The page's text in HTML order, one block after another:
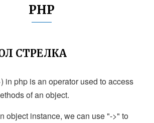
PHP
СТРЕЛКА
in php is an operator used to access
of an object.
object instance, we can use "->" to